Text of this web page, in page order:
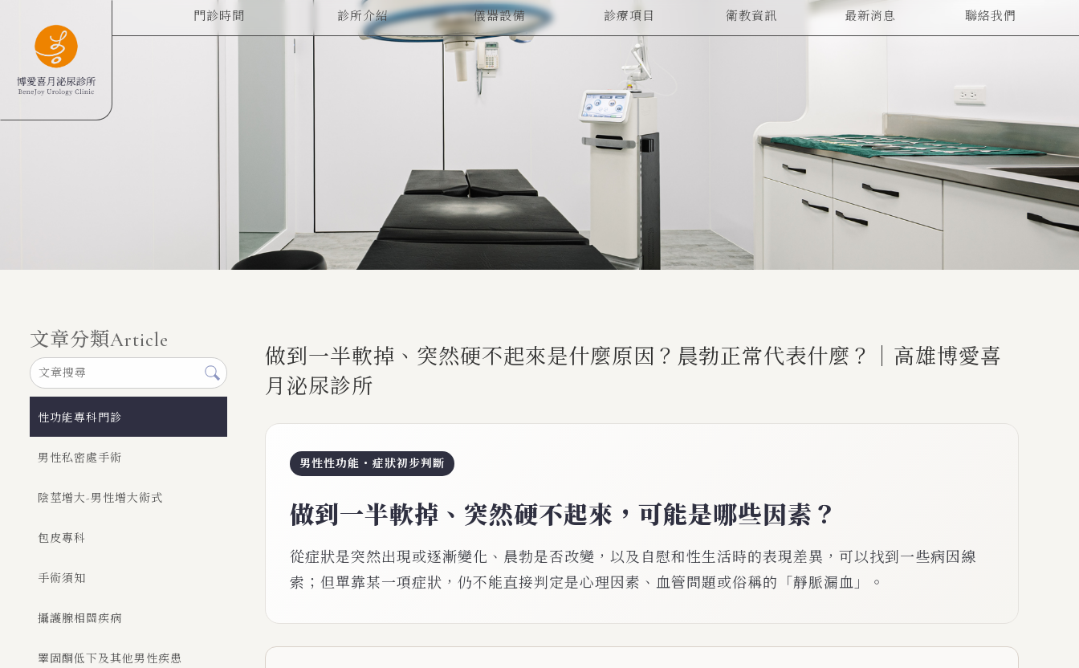
門診時間 診所介紹 儀器設備
EQUIPMENT
診療項目
SERVICES
衛教資訊 最新消息 聯絡我們
文章分類Article
性功能專科門診
男性私密處手術
陰莖增大-男性增大術式
包皮專科
手術須知
攝護腺相關疾病
睪固酮低下及其他男性疾患
做到一半軟掉、突然硬不起來是什麼原因？晨勃正常代表什麼？｜高雄博愛喜
月泌尿診所
男性性功能・症狀初步判斷
做到一半軟掉、突然硬不起來，可能是哪些因素？
從症狀是突然出現或逐漸變化、晨勃是否改變，以及自慰和性生活時的表現差異，可以找到一些病因線
索；但單靠某一項症狀，仍不能直接判定是心理因素、血管問題或俗稱的「靜脈漏血」。